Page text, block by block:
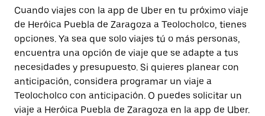
Cuando viajes con la app de Uber en tu próximo viaje
de Heróica Puebla de Zaragoza a Teolocholco, tienes
opciones. Ya sea que solo viajes tú o más personas,
encuentra una opción de viaje que se adapte a tus
necesidades y presupuesto. Si quieres planear con
anticipación, considera programar un viaje a
Teolocholco con anticipación. O puedes solicitar un
viaje a Heróica Puebla de Zaragoza en la app de Uber.